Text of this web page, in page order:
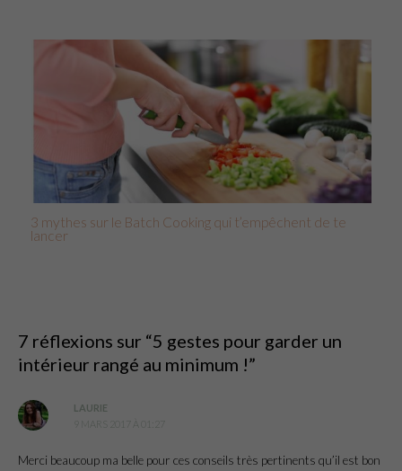
3 mythes sur le Batch Cooking qui t’empêchent de te
lancer
7 réflexions sur “5 gestes pour garder un
intérieur rangé au minimum !”
LAURIE
9 MARS 2017 À 01:27
Merci beaucoup ma belle pour ces conseils très pertinents qu’il est bon